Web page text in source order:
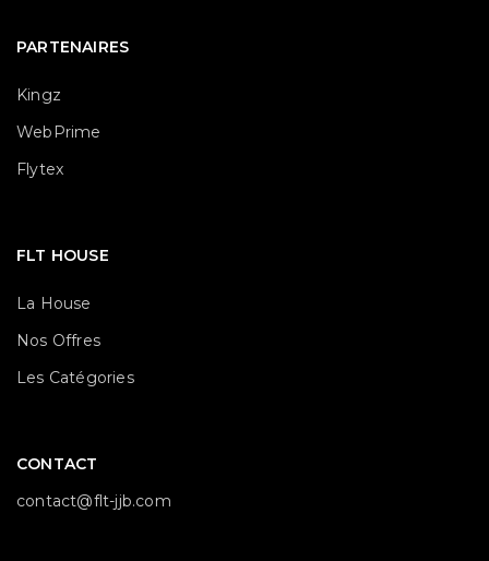
PARTENAIRES
Kingz
WebPrime
Flytex
FLT HOUSE
La House
Nos Offres
Les Catégories
CONTACT
contact@flt-jjb.com